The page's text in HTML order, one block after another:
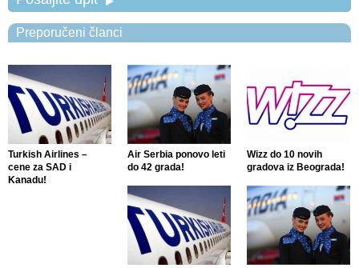
Preporučeni članci
Turkish Airlines –
cene za SAD i
Kanadu!
Air Serbia ponovo leti
do 42 grada!
Wizz do 10 novih
gradova iz Beograda!